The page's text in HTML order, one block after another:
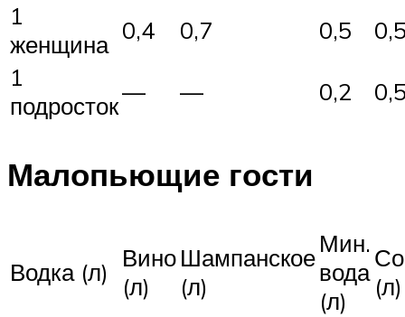
1
женщина 0,4 0,7 0,5
1
подросток— — 0,2
Малопьющие гости
Водка (л)
Вино
(л)
Шампанское
(л)
Мин.
вода
(л)
(л)